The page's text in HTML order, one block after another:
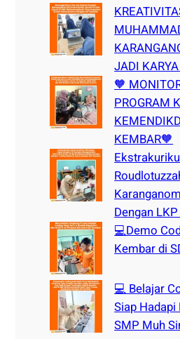
JADI
🧡
PROGRAM
KEMBAR🧡
Dengan
💻Demo
Kembar di
💻 Belajar
Siap
SMP Muh